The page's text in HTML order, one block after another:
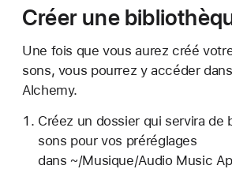
Créer une
Une fois que vous aurez créé
sons, vous pourrez y accéder
Alchemy.
Créez un dossier qui servira de
sons pour vos préréglages
dans ~/Musique/Audio Music